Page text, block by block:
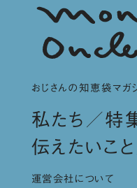
おじさんの知恵袋マガジ
私たち 特
伝えたいこと
運営会社について